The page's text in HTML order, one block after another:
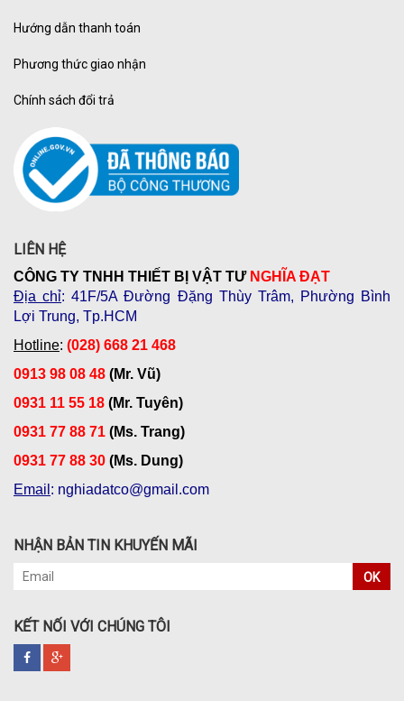
Hướng dẫn thanh toán
Phương thức giao nhận
Chính sách đổi trả
LIÊN HỆ
CÔNG TY TNHH THIẾT BỊ VẬT TƯ NGHĨA ĐẠT
Địa chỉ: 41F/5A Đường Đặng Thùy Trâm, Phường Bình
Lợi Trung, Tp.HCM
Hotline: (028) 668 21 468
0913 98 08 48 (Mr. Vũ)
0931 11 55 18 (Mr. Tuyên)
0931 77 88 71 (Ms. Trang)
0931 77 88 30 (Ms. Dung)
Email : nghiadatco@gmail.com
NHẬN BẢN TIN KHUYẾN MÃI
OK
KẾT NỐI VỚI CHÚNG TÔI